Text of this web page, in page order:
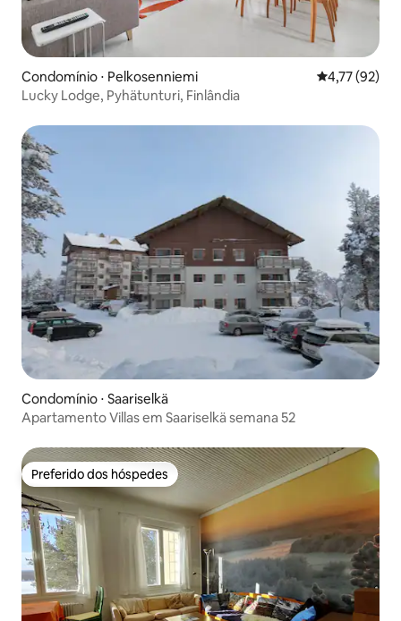
Condomínio ⋅ Pelkosenniemi 4,77 de uma
4,77 (92)
Lucky Lodge, Pyhätunturi, Finlândia
Condomínio ⋅ Saariselkä
Apartamento Villas em Saariselkä semana 52
Preferido dos hóspedes
Preferido dos hóspedes